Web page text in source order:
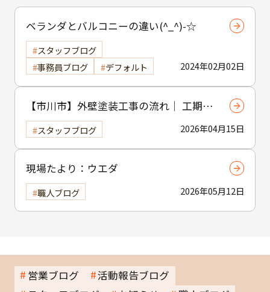
ベランダとバルコニーの違い(^_^)-☆
2024年02月02日
スタッフブログ
事務員ブログ
デフォルト
【市川市】外壁塗装工事の流れ｜ 工期・
工程・作業内容をわかりやすく解説2026年04月15日
スタッフブログ
現場たより：ウエダ
2026年05月12日
職人ブログ
営業ブログ
活動報告ブログ